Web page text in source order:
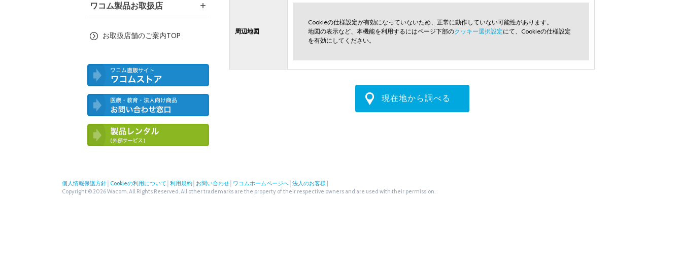
周辺地図
Cookieの仕様設定が有効になっていないため、正常に動作していない可能性があります。
地図の表示など、本機能を利用するにはページ下部のクッキー選択設定にて、Cookieの仕様設定
を有効にしてください。
現在地から調べる
ワコム製品お取扱店
お取扱店舗のご案内TOP
わせ窓口
個人情報保護方針 Cookieの利用について 利用規約 お問い合わせ ワコムホームページへ 法人のお客様
Copyright © 2026 Wacom. All Rights Reserved. All other trademarks are the property of their respective owners and are used with their permission.